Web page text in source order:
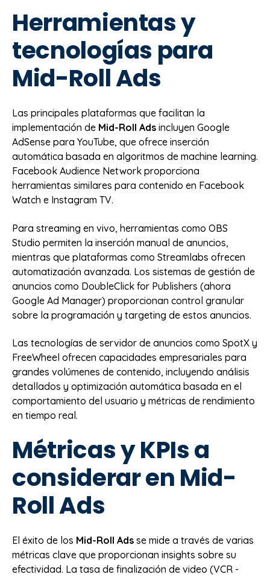
Herramientas y
tecnologías para
Mid-Roll Ads
Las principales plataformas que facilitan la
implementación de Mid-Roll Ads incluyen Google
AdSense para YouTube, que ofrece inserción
automática basada en algoritmos de machine learning.
Facebook Audience Network proporciona
herramientas similares para contenido en Facebook
Watch e Instagram TV.
Para streaming en vivo, herramientas como OBS
Studio permiten la inserción manual de anuncios,
mientras que plataformas como Streamlabs ofrecen
automatización avanzada. Los sistemas de gestión de
anuncios como DoubleClick for Publishers (ahora
Google Ad Manager) proporcionan control granular
sobre la programación y targeting de estos anuncios.
Las tecnologías de servidor de anuncios como SpotX y
FreeWheel ofrecen capacidades empresariales para
grandes volúmenes de contenido, incluyendo análisis
detallados y optimización automática basada en el
comportamiento del usuario y métricas de rendimiento
en tiempo real.
Métricas y KPIs a
considerar en Mid-
Roll Ads
El éxito de los Mid-Roll Ads se mide a través de varias
métricas clave que proporcionan insights sobre su
efectividad. La tasa de finalización de video (VCR -